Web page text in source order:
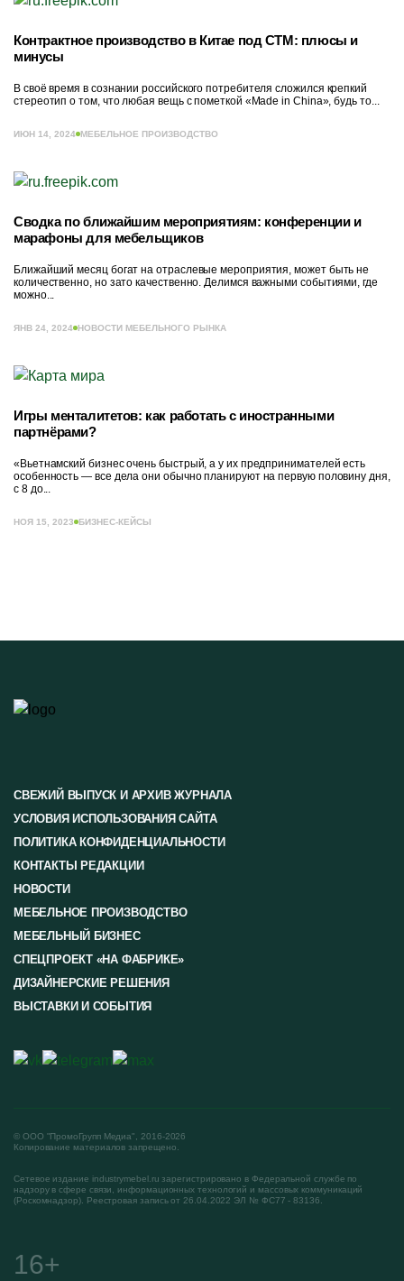
Контрактное производство в Китае под СТМ: плюсы и
минусы
В своё время в сознании российского потребителя сложился крепкий
стереотип о том, что любая вещь с пометкой «Made in China», будь то...
ИЮН 14, 2024 МЕБЕЛЬНОЕ ПРОИЗВОДСТВО
Сводка по ближайшим мероприятиям: конференции и
марафоны для мебельщиков
Ближайший месяц богат на отраслевые мероприятия, может быть не
количественно, но зато качественно. Делимся важными событиями, где
можно...
ЯНВ 24, 2024 НОВОСТИ МЕБЕЛЬНОГО РЫНКА
Игры менталитетов: как работать с иностранными
партнёрами?
«Вьетнамский бизнес очень быстрый, а у их предпринимателей есть
особенность — все дела они обычно планируют на первую половину дня,
с 8 до...
НОЯ 15, 2023 БИЗНЕС-КЕЙСЫ
© ООО "ПромоГрупп Медиа", 2016-2026
Копирование материалов запрещено.
СВЕЖИЙ ВЫПУСК И АРХИВ ЖУРНАЛА
УСЛОВИЯ ИСПОЛЬЗОВАНИЯ САЙТА
ПОЛИТИКА КОНФИДЕНЦИАЛЬНОСТИ
КОНТАКТЫ РЕДАКЦИИ
НОВОСТИ
МЕБЕЛЬНОЕ ПРОИЗВОДСТВО
МЕБЕЛЬНЫЙ БИЗНЕС
СПЕЦПРОЕКТ «НА ФАБРИКЕ»
ДИЗАЙНЕРСКИЕ РЕШЕНИЯ
ВЫСТАВКИ И СОБЫТИЯ
Сетевое издание industrymebel.ru зарегистрировано в Федеральной службе по
надзору в сфере связи, информационных технологий и массовых коммуникаций
(Роскомнадзор). Реестровая запись от 26.04.2022 ЭЛ № ФС77 - 83136.
16+